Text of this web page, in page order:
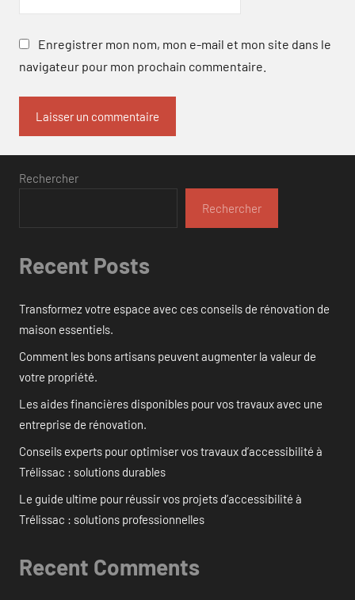
Enregistrer mon nom, mon e-mail et mon site dans le
navigateur pour mon prochain commentaire.
Rechercher
Rechercher
Recent Posts
Transformez votre espace avec ces conseils de rénovation de
maison essentiels.
Comment les bons artisans peuvent augmenter la valeur de
votre propriété.
Les aides financières disponibles pour vos travaux avec une
entreprise de rénovation.
Conseils experts pour optimiser vos travaux d’accessibilité à
Trélissac : solutions durables
Le guide ultime pour réussir vos projets d’accessibilité à
Trélissac : solutions professionnelles
Recent Comments